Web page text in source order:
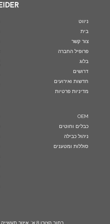
ניווט
בית
צור קשר
פרופיל החברה
בלוג
דרושים
חדשות ואירועים
מדיניות פרטיות
OEM
כבלים וחוטים
ניהול כבילה
סוללות ומטענים
רחוב הצורן 8 א’, איזור תעשייה ספיר, ת"ד 8449 נתניה 4250608